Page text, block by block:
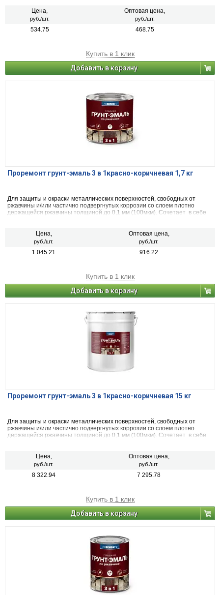
деревянным и другим поверхностям изделий, подвергающихся
атмосферным воздействиям и/или эксплуатируемых внутри помещений
высыхания не оказывает вредного воздействия на организм человека.
Цена,
руб./шт.
Оптовая цена,
руб./шт.
534.75 468.75
Купить в 1 клик
Добавить в корзину
Проремонт грунт-эмаль 3 в 1красно-коричневая 1,7 кг
Для защиты и окраски металлических поверхностей, свободных от
ржавчины и/или частично подвергнутых коррозии со слоем плотно
держащейся ржавчины толщиной до 0,1 мм (100мкм). Сочетает в себе
деревянным и другим поверхностям изделий, подвергающихся
атмосферным воздействиям и/или эксплуатируемых внутри помещений
высыхания не оказывает вредного воздействия на организм человека.
Цена,
руб./шт.
Оптовая цена,
руб./шт.
1 045.21 916.22
Купить в 1 клик
Добавить в корзину
Проремонт грунт-эмаль 3 в 1красно-коричневая 15 кг
Для защиты и окраски металлических поверхностей, свободных от
ржавчины и/или частично подвергнутых коррозии со слоем плотно
держащейся ржавчины толщиной до 0,1 мм (100мкм). Сочетает в себе
деревянным и другим поверхностям изделий, подвергающихся
атмосферным воздействиям и/или эксплуатируемых внутри помещений
высыхания не оказывает вредного воздействия на организм человека.
Цена,
руб./шт.
Оптовая цена,
руб./шт.
8 322.94 7 295.78
Купить в 1 клик
Добавить в корзину